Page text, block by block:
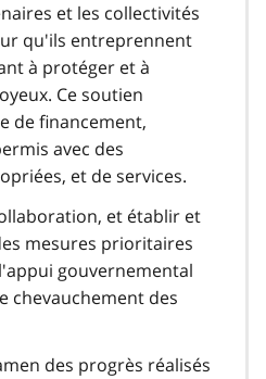
et les collectivités
qu'ils entreprennent
à protéger et à
Ce soutien
de financement,
avec des
et de services.
et établir et
mesures prioritaires
gouvernemental
chevauchement des
des progrès réalisés